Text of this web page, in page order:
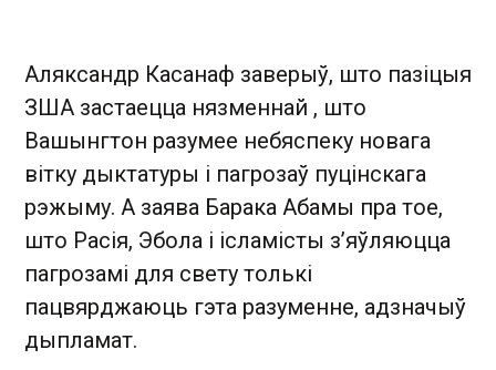
Аляксандр Касанаф заверыў, што пазіцыя
ЗША застаецца нязменнай , што
Вашынгтон разумее небяспеку новага
вітку дыктатуры і пагрозаў пуцінскага
рэжыму. А заява Барака Абамы пра тое,
што Расія, Эбола і ісламісты з’яўляюцца
пагрозамі для свету толькі
пацвярджаюць гэта разуменне, адзначыў
дыпламат.